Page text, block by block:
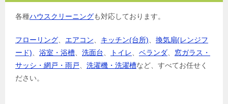
各種ハウスクリーニングも対応しております。
フローリング エアコン キッチン(台所)
換気扇(レンジフ
ード)
浴室・浴槽 洗面台 トイレ ベランダ
窓ガラス・
サッシ・網戸・雨戸
洗濯機・洗濯槽など、すべてお任せく
ださい。